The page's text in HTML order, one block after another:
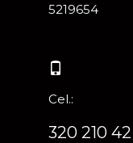
5219654
Cel.:
320 210